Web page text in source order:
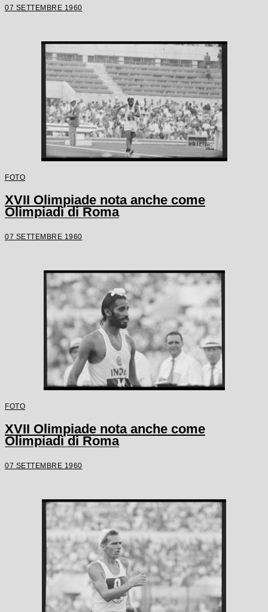
07 SETTEMBRE 1960
FOTO
XVII Olimpiade nota anche come
Olimpiadi di Roma
07 SETTEMBRE 1960
FOTO
XVII Olimpiade nota anche come
Olimpiadi di Roma
07 SETTEMBRE 1960